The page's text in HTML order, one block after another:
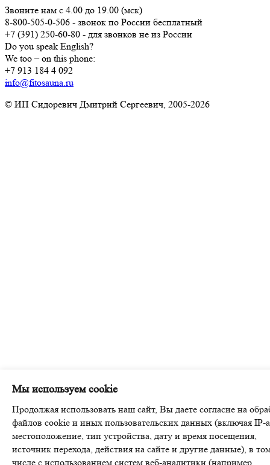
Звоните нам с 4.00 до 19.00 (мск)
8-800-505-0-506 - звонок по России бесплатный
+7 (391) 250-60-80 - для звонков не из России
Do you speak English?
We too – on this phone:
+7 913 184 4 092
info@fitosauna.ru
© ИП Сидоревич Дмитрий Сергеевич, 2005-2026
Мы используем cookie
Продолжая использовать наш сайт, Вы даете согласие на
файлов cookie и иных пользовательских данных (включая IP-
местоположение, тип устройства, дату и время посещения,
источник перехода, действия на сайте и другие данные), в
числе с использованием систем веб-аналитики (например,